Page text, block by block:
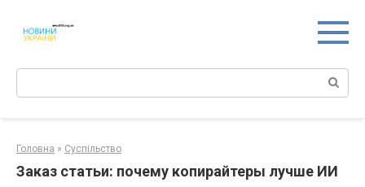
контенту
Поиск:
Головна » Суспільство
Заказ статьи: почему копирайтеры лучше ИИ